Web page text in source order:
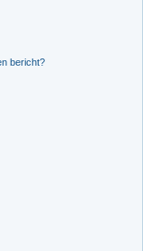
bericht?